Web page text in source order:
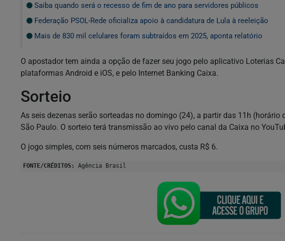
Saiba quando será o recesso de fim de ano para servidores públicos
Federação PSOL-Rede oficializa apoio à candidatura de Lula à reeleição
Mais de 830 mil celulares foram subtraídos em 2025, aponta relatório
O apostador tem ainda a opção de fazer seu jogo pelo aplicativo Loterias
plataformas Android e iOS, e pelo Internet Banking Caixa.
Sorteio
As seis dezenas serão sorteadas no domingo (24), a partir das 11h (horário
São Paulo. O sorteio terá transmissão ao vivo pelo canal da Caixa no
O jogo simples, com seis números marcados, custa R$ 6.
FONTE/CRÉDITOS: Agência Brasil